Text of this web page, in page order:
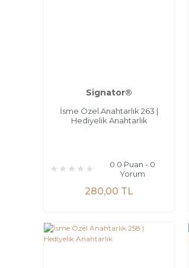
Signator®
İsme Özel Anahtarlık 263 |
Hediyelik Anahtarlık
0.0 Puan - 0
Yorum
280,00 TL